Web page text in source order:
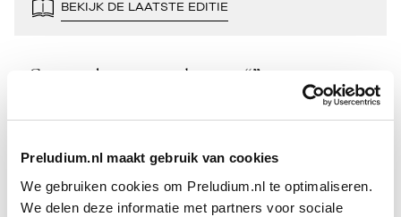
Preludium.nl maakt gebruik van cookies
We gebruiken cookies om Preludium.nl te optimaliseren.
We delen deze informatie met partners voor sociale
BEKIJK DE LAATSTE EDITIE
Geen resultaten gevonden voor “”.